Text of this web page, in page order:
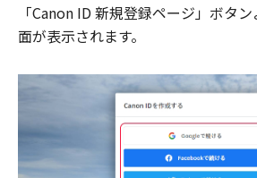
「Canon ID 新規登録ページ」ボタ
面が表示されます。